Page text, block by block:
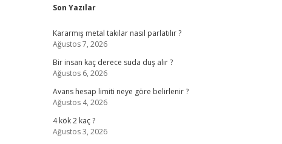
Sidebar
Son Yazılar
Kararmış metal takılar nasıl parlatılır ?
Ağustos 7, 2026
Bir insan kaç derece suda duş alır ?
Ağustos 6, 2026
Avans hesap limiti neye göre belirlenir ?
Ağustos 4, 2026
4 kök 2 kaç ?
Ağustos 3, 2026